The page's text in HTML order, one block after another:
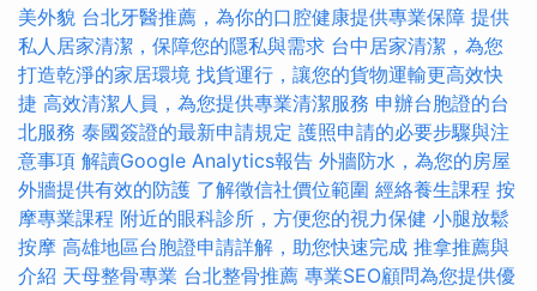
美外貌 台北牙醫推薦，為你的口腔健康提供專業保障 提供
私人居家清潔，保障您的隱私與需求 台中居家清潔，為您
打造乾淨的家居環境 找貨運行，讓您的貨物運輸更高效快
捷 高效清潔人員，為您提供專業清潔服務 申辦台胞證的台
北服務 泰國簽證的最新申請規定 護照申請的必要步驟與注
意事項 解讀Google Analytics報告 外牆防水，為您的房屋
外牆提供有效的防護 了解徵信社價位範圍 經絡養生課程 按
摩專業課程 附近的眼科診所，方便您的視力保健 小腿放鬆
按摩 高雄地區台胞證申請詳解，助您快速完成 推拿推薦與
介紹 天母整骨專業 台北整骨推薦 專業SEO顧問為您提供優